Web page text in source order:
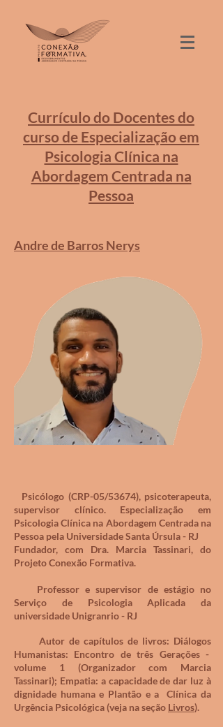
Currículo do Docentes do
curso de Especialização em
Psicologia Clínica na
Abordagem Centrada na
Pessoa
Andre de Barros Nerys
Psicólogo (CRP-05/53674), psicoterapeuta,
supervisor clínico. Especialização em
Psicologia Clínica na Abordagem Centrada na
Pessoa pela Universidade Santa Úrsula - RJ
Fundador, com Dra. Marcia Tassinari, do
Projeto Conexão Formativa.
Professor e supervisor de estágio no
Serviço de Psicologia Aplicada da
universidade Unigranrio - RJ
Autor de capítulos de livros: Diálogos
Humanistas: Encontro de três Gerações -
volume 1 (Organizador com Marcia
Tassinari); Empatia: a capacidade de dar luz à
dignidade humana e Plantão e a Clínica da
Urgência Psicológica (veja na seção Livros).